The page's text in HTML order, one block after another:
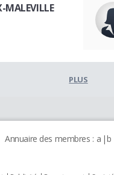
MALEVILLE
PLUS
Annuaire des membres : a b